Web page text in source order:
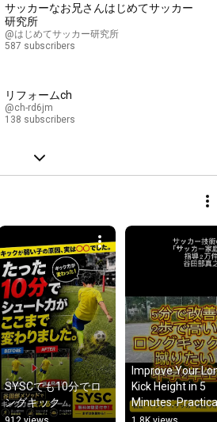
サッカーなお兄さんはじめてサッカー
研究所
@はじめてサッカー研究所
587 subscribers
リフォームch
@ch-rd6jm
138 subscribers
SYSCでも10分でロ
ングキック
Improve Your
Kick Height in 5
Minutes:
Tips